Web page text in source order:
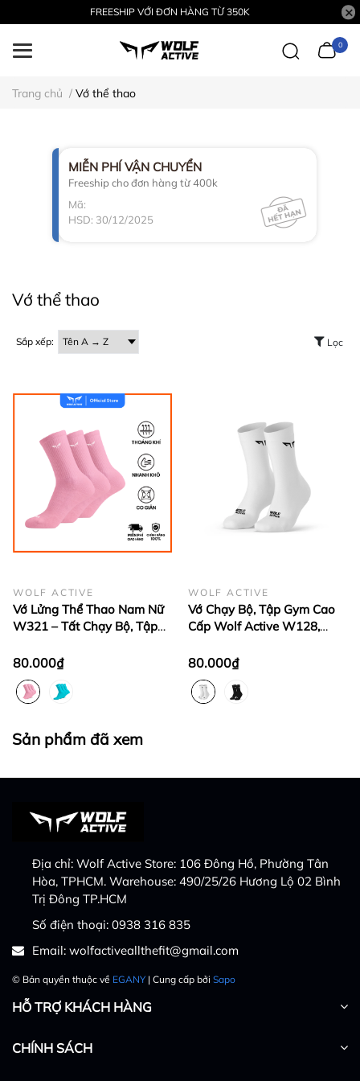
FREESHIP VỚI ĐƠN HÀNG TỪ 350K
0
Trang chủ / Vớ thể thao
MIỄN PHÍ VẬN CHUYỂN
Freeship cho đơn hàng từ 400k
Mã:
HSD: 30/12/2025
Vớ thể thao
Sắp xếp: Lọc
WOLF ACTIVE
Vớ Lửng Thể Thao Nam Nữ
W321 – Tất Chạy Bộ, Tập
Êm Ái, Chống Trượt
80.000₫
WOLF ACTIVE
Vớ Chạy Bộ, Tập Gym Cao
Cấp Wolf Active W128,
Êm Chân
80.000₫
Sản phẩm đã xem
Địa chỉ: Wolf Active Store: 106 Đông Hồ, Phường Tân
Hòa, TPHCM. Warehouse: 490/25/26 Hương Lộ 02 Bình
Trị Đông TP.HCM
Số điện thoại: 0938 316 835
Email: wolfactiveallthefit@gmail.com
© Bản quyền thuộc về EGANY| Cung cấp bởi Sapo
HỖ TRỢ KHÁCH HÀNG
CHÍNH SÁCH